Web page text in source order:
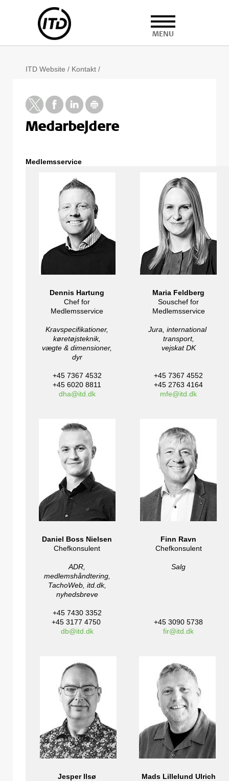
MENU
ITD Website / Kontakt /
Medarbejdere
Medlemsservice
Dennis Hartung
Chef for
Medlemsservice
Kravspecifikationer,
køretøjsteknik,
vægte & dimensioner,
dyr
+45 7367 4532
+45 6020 8811
dha@itd.dk
Maria Feldberg
Souschef for
Medlemsservice
Jura, international
transport,
vejskat DK
+45 7367 4552
+45 2763 4164
mfe@itd.dk
Daniel Boss Nielsen
Chefkonsulent
ADR,
medlemshåndtering,
TachoWeb, itd.dk,
nyhedsbreve
+45 7430 3352
+45 3177 4750
db@itd.dk
Finn Ravn
Chefkonsulent
Salg
+45 3090 5738
fir@itd.dk
Jesper Ilsø
Mads Lillelund Ulrich